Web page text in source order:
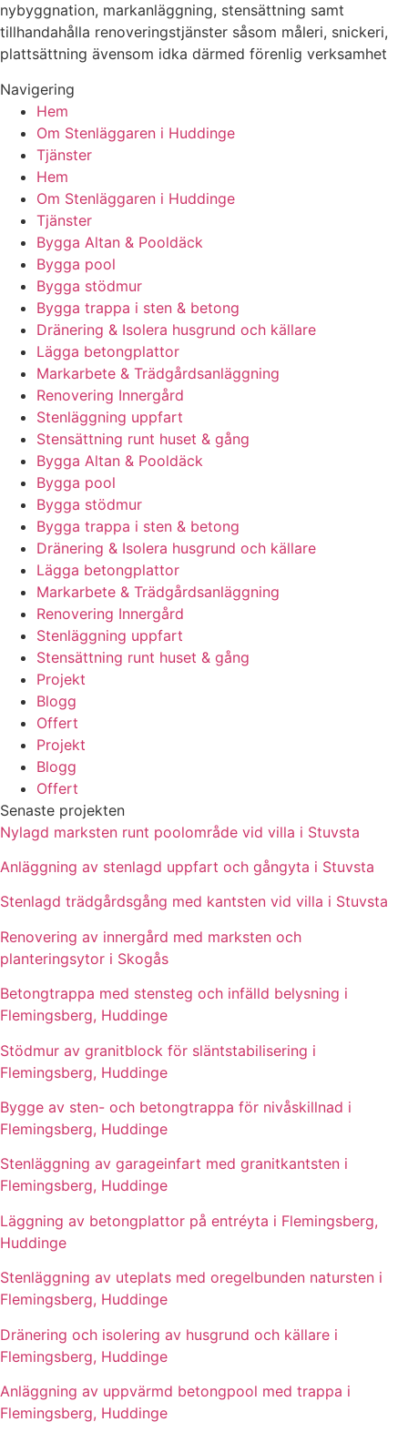
nybyggnation, markanläggning, stensättning samt
tillhandahålla renoveringstjänster såsom måleri, snickeri,
plattsättning ävensom idka därmed förenlig verksamhet
Navigering
Hem
Om Stenläggaren i Huddinge
Tjänster
Hem
Om Stenläggaren i Huddinge
Tjänster
Bygga Altan & Pooldäck
Bygga pool
Bygga stödmur
Bygga trappa i sten & betong
Dränering & Isolera husgrund och källare
Lägga betongplattor
Markarbete & Trädgårdsanläggning
Renovering Innergård
Stenläggning uppfart
Stensättning runt huset & gång
Bygga Altan & Pooldäck
Bygga pool
Bygga stödmur
Bygga trappa i sten & betong
Dränering & Isolera husgrund och källare
Lägga betongplattor
Markarbete & Trädgårdsanläggning
Renovering Innergård
Stenläggning uppfart
Stensättning runt huset & gång
Projekt
Blogg
Offert
Projekt
Blogg
Offert
Senaste projekten
Nylagd marksten runt poolområde vid villa i Stuvsta
Anläggning av stenlagd uppfart och gångyta i Stuvsta
Stenlagd trädgårdsgång med kantsten vid villa i Stuvsta
Renovering av innergård med marksten och
planteringsytor i Skogås
Betongtrappa med stensteg och infälld belysning i
Flemingsberg, Huddinge
Stödmur av granitblock för släntstabilisering i
Flemingsberg, Huddinge
Bygge av sten- och betongtrappa för nivåskillnad i
Flemingsberg, Huddinge
Stenläggning av garageinfart med granitkantsten i
Flemingsberg, Huddinge
Läggning av betongplattor på entréyta i Flemingsberg,
Huddinge
Stenläggning av uteplats med oregelbunden natursten i
Flemingsberg, Huddinge
Dränering och isolering av husgrund och källare i
Flemingsberg, Huddinge
Anläggning av uppvärmd betongpool med trappa i
Flemingsberg, Huddinge